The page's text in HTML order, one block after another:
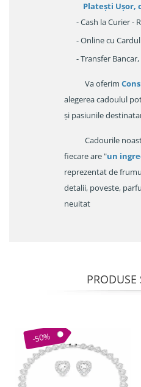
Platești Ușor,
- Cash la Curier -
- Online cu
- Transfer
Va oferim
alegerea cadoulul
și pasiunile
Cadourile
fiecare are "un
reprezentat de
detalii, poveste,
neuitat
PRODUSE
-50%